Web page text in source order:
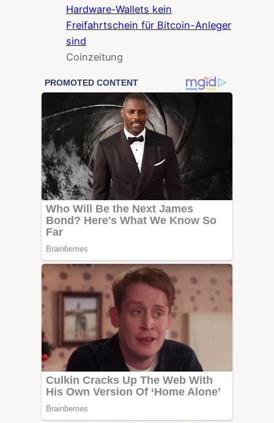
Hardware-Wallets kein
Freifahrtschein für Bitcoin-Anleger
sind
Coinzeitung